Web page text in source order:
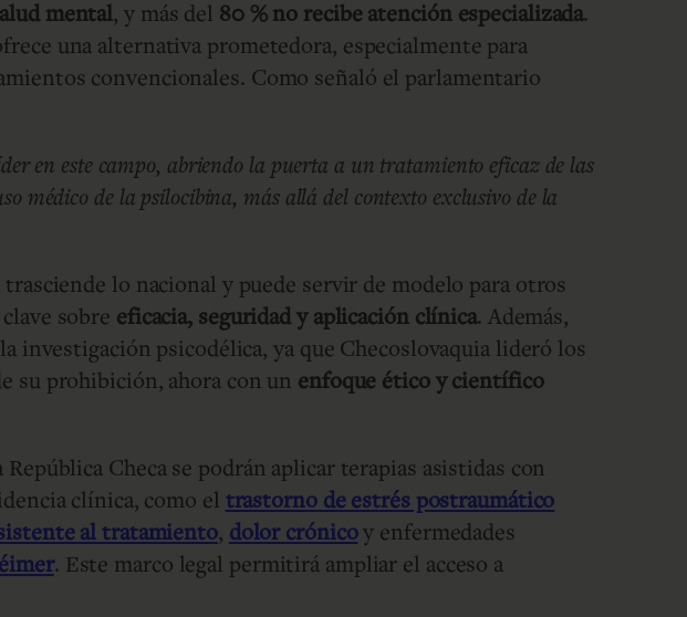
mental, y más del 80 % no recibe atención especializada.
una alternativa prometedora, especialmente para
convencionales. Como señaló el parlamentario
en este campo, abriendo la puerta a un tratamiento eficaz de las
médico de la psilocibina, más allá del contexto exclusivo de la
lo nacional y puede servir de modelo para otros
sobre eficacia, seguridad y aplicación clínica. Además,
investigación psicodélica, ya que Checoslovaquia lideró los
su prohibición, ahora con un enfoque ético y científico
Checa se podrán aplicar terapias asistidas con
clínica, como el trastorno de estrés postraumático
al tratamiento, dolor crónicoy enfermedades
. Este marco legal permitirá ampliar el acceso a